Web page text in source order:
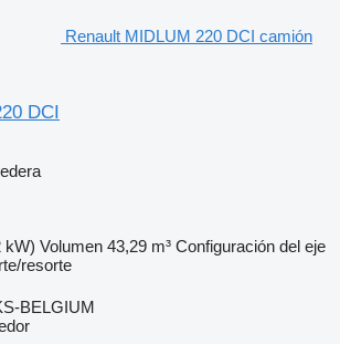
Renault MIDLUM 220 DCI camión
DCI
kW) Volumen 43,29 m³ Configuración del eje
resorte
BELGIUM